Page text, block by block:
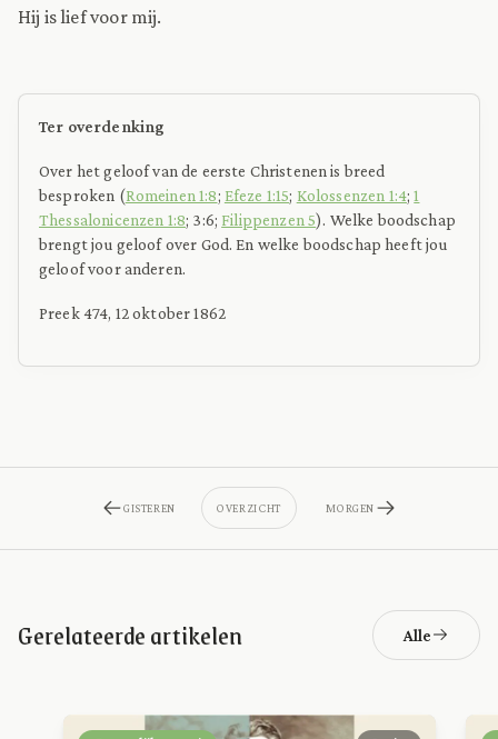
Hij is lief voor mij.
Ter overdenking
Over het geloof van de eerste Christenen is breed
besproken (Romeinen 1:8; Efeze 1:15; Kolossenzen 1:4;1
Thessalonicenzen 1:8; 3:6; Filippenzen 5). Welke boodschap
brengt jou geloof over God. En welke boodschap heeft jou
geloof voor anderen.
Preek 474, 12 oktober 1862
GISTEREN OVERZICHT MORGEN
Gerelateerde artikelen Alle